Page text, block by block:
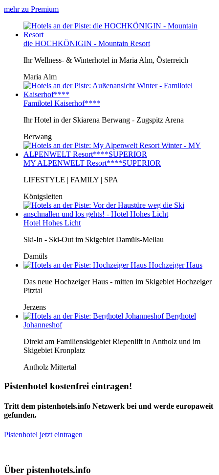
mehr zu Premium
die HOCHKÖNIGIN - Mountain Resort
Ihr Wellness- & Winterhotel in Maria Alm, Österreich
Maria Alm
Familotel Kaiserhof****
Ihr Hotel in der Skiarena Berwang - Zugspitz Arena
Berwang
MY ALPENWELT Resort****SUPERIOR
LIFESTYLE | FAMILY | SPA
Königsleiten
Hotel Hohes Licht
Ski-In - Ski-Out im Skigebiet Damüls-Mellau
Damüls
Hochzeiger Haus
Das neue Hochzeiger Haus - mitten im Skigebiet Hochzeiger
Pitztal
Jerzens
Berghotel
Johanneshof
Direkt am Familienskigebiet Riepenlift in Antholz und im
Skigebiet Kronplatz
Antholz Mittertal
Pistenhotel kostenfrei eintragen!
Tritt dem pistenhotels.info Netzwerk bei und werde europaweit
gefunden.
Pistenhotel jetzt eintragen
Über pistenhotels.info